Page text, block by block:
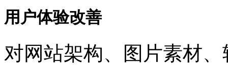
用户体验改善
对网站架构、图片素材